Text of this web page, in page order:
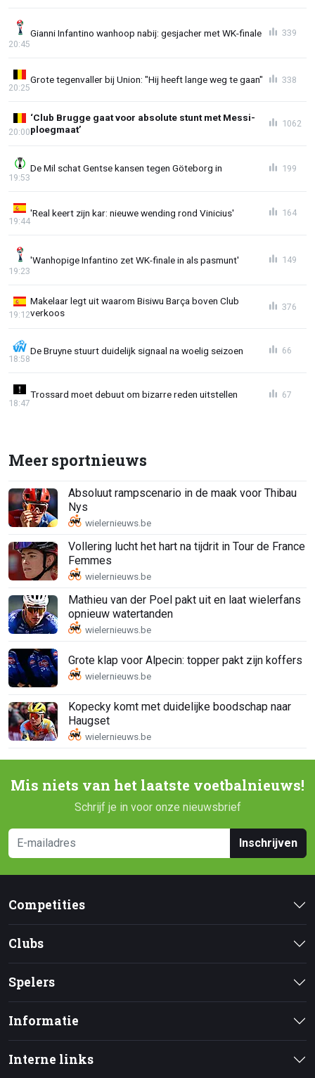
Gianni Infantino wanhoop nabij: gesjacher met WK-finale
20:45
339
Grote tegenvaller bij Union: "Hij heeft lange weg te gaan"
20:25
338
‘Club Brugge gaat voor absolute stunt met Messi-
ploegmaat’
20:00
1062
De Mil schat Gentse kansen tegen Göteborg in
19:53
199
'Real keert zijn kar: nieuwe wending rond Vinicius'
19:44
164
'Wanhopige Infantino zet WK-finale in als pasmunt'
19:23
149
Makelaar legt uit waarom Bisiwu Barça boven Club
verkoos
19:12
376
De Bruyne stuurt duidelijk signaal na woelig seizoen
18:58
66
Trossard moet debuut om bizarre reden uitstellen
18:47
67
Meer sportnieuws
Absoluut rampscenario in de maak voor Thibau
Nys
Vollering lucht het hart na tijdrit in Tour de France
Femmes
Mathieu van der Poel pakt uit en laat wielerfans
opnieuw watertanden
Grote klap voor Alpecin: topper pakt zijn koffers
Kopecky komt met duidelijke boodschap naar
Haugset
Mis niets van het laatste voetbalnieuws!
Schrijf je in voor onze nieuwsbrief
Inschrijven
Competities
Clubs
Spelers
Informatie
Interne links